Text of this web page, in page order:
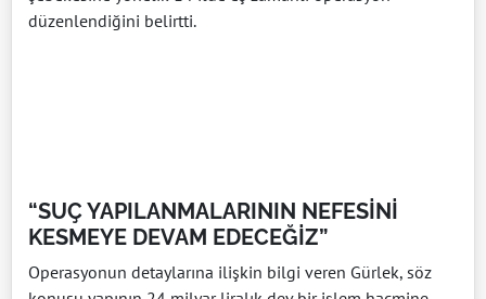
düzenlendiğini belirtti.
“SUÇ YAPILANMALARININ NEFESİNİ
KESMEYE DEVAM EDECEĞİZ”
Operasyonun detaylarına ilişkin bilgi veren Gürlek, söz